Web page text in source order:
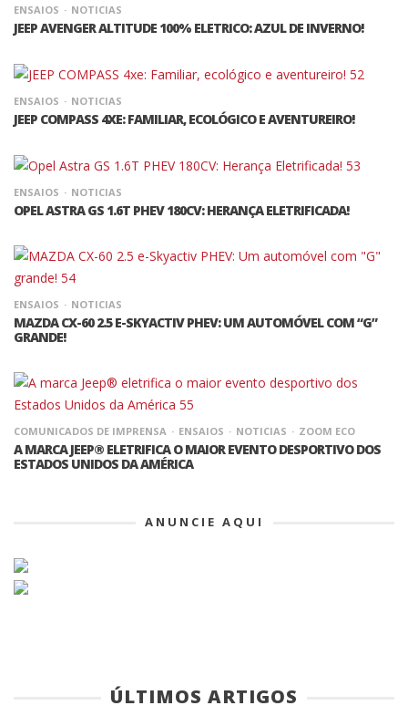
ENSAIOS NOTICIAS
JEEP AVENGER ALTITUDE 100% ELETRICO: AZUL DE INVERNO!
ENSAIOS NOTICIAS
JEEP COMPASS 4XE: FAMILIAR, ECOLÓGICO E AVENTUREIRO!
ENSAIOS NOTICIAS
OPEL ASTRA GS 1.6T PHEV 180CV: HERANÇA ELETRIFICADA!
ENSAIOS NOTICIAS
MAZDA CX-60 2.5 E-SKYACTIV PHEV: UM AUTOMÓVEL COM “G”
GRANDE!
COMUNICADOS DE IMPRENSA ENSAIOS NOTICIAS ZOOM ECO
A MARCA JEEP® ELETRIFICA O MAIOR EVENTO DESPORTIVO DOS
ESTADOS UNIDOS DA AMÉRICA
ANUNCIE AQUI
ÚLTIMOS ARTIGOS